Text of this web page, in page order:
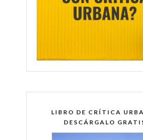
LIBRO DE CRÍTICA
DESCÁRGALO